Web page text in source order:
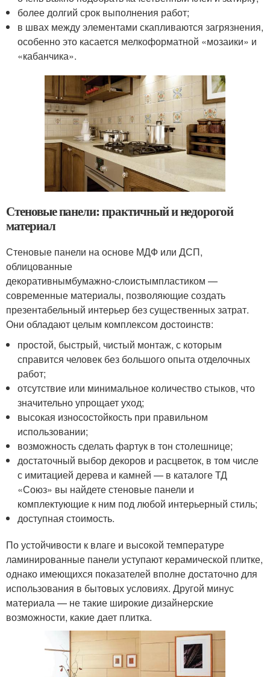
более долгий срок выполнения работ;
в швах между элементами скапливаются загрязнения,
особенно это касается мелкоформатной «мозаики» и
«кабанчика».
Стеновые панели: практичный и недорогой
материал
Стеновые панели на основе МДФ или ДСП,
облицованные
декоративнымбумажно-слоистымпластиком —
современные материалы, позволяющие создать
презентабельный интерьер без существенных затрат.
Они обладают целым комплексом достоинств:
простой, быстрый, чистый монтаж, с которым
справится человек без большого опыта отделочных
работ;
отсутствие или минимальное количество стыков, что
значительно упрощает уход;
высокая износостойкость при правильном
использовании;
возможность сделать фартук в тон столешнице;
достаточный выбор декоров и расцветок, в том числе
с имитацией дерева и камней — в каталоге ТД
«Союз» вы найдете стеновые панели и
комплектующие к ним под любой интерьерный стиль;
доступная стоимость.
По устойчивости к влаге и высокой температуре
ламинированные панели уступают керамической плитке,
однако имеющихся показателей вполне достаточно для
использования в бытовых условиях. Другой минус
материала — не такие широкие дизайнерские
возможности, какие дает плитка.